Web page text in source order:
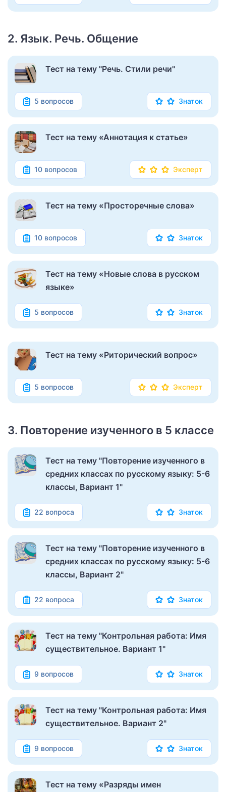
2. Язык. Речь. Общение
Тест на тему "Речь. Стили речи"
5 вопросов Знаток
Тест на тему «Аннотация к статье»
10 вопросов Эксперт
Тест на тему «Просторечные слова»
10 вопросов Знаток
Тест на тему «Новые слова в русском
языке»
5 вопросов Знаток
Тест на тему «Риторический вопрос»
5 вопросов Эксперт
3. Повторение изученного в 5 классе
Тест на тему "Повторение изученного в
средних классах по русскому языку: 5-6
классы, Вариант 1"
22 вопроса Знаток
Тест на тему "Повторение изученного в
средних классах по русскому языку: 5-6
классы, Вариант 2"
22 вопроса Знаток
Тест на тему "Контрольная работа: Имя
существительное. Вариант 1"
9 вопросов Знаток
Тест на тему "Контрольная работа: Имя
существительное. Вариант 2"
9 вопросов Знаток
Тест на тему «Разряды имен